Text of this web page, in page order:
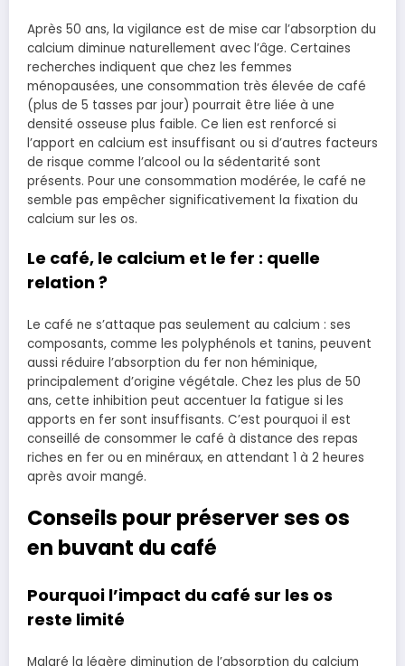
Après 50 ans, la vigilance est de mise car l’absorption du
calcium diminue naturellement avec l’âge. Certaines
recherches indiquent que chez les femmes
ménopausées, une consommation très élevée de café
(plus de 5 tasses par jour) pourrait être liée à une
densité osseuse plus faible. Ce lien est renforcé si
l’apport en calcium est insuffisant ou si d’autres facteurs
de risque comme l’alcool ou la sédentarité sont
présents. Pour une consommation modérée, le café ne
semble pas empêcher significativement la fixation du
calcium sur les os.
Le café, le calcium et le fer : quelle
relation ?
Le café ne s’attaque pas seulement au calcium : ses
composants, comme les polyphénols et tanins, peuvent
aussi réduire l’absorption du fer non héminique,
principalement d’origine végétale. Chez les plus de 50
ans, cette inhibition peut accentuer la fatigue si les
apports en fer sont insuffisants. C’est pourquoi il est
conseillé de consommer le café à distance des repas
riches en fer ou en minéraux, en attendant 1 à 2 heures
après avoir mangé.
Conseils pour préserver ses os
en buvant du café
Pourquoi l’impact du café sur les os
reste limité
Malgré la légère diminution de l’absorption du calcium